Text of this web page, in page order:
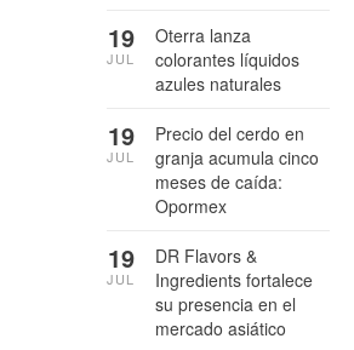
Oterra lanza
colorantes líquidos
azules naturales
19
JUL
Precio del cerdo en
granja acumula cinco
meses de caída:
Opormex
19
JUL
DR Flavors &
Ingredients fortalece
su presencia en el
mercado asiático
19
JUL